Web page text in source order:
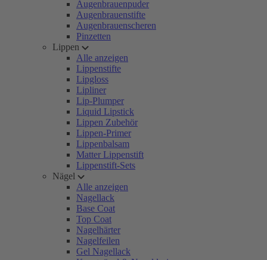
Augenbrauenpuder
Augenbrauenstifte
Augenbrauenscheren
Pinzetten
Lippen
Alle anzeigen
Lippenstifte
Lipgloss
Lipliner
Lip-Plumper
Liquid Lipstick
Lippen Zubehör
Lippen-Primer
Lippenbalsam
Matter Lippenstift
Lippenstift-Sets
Nägel
Alle anzeigen
Nagellack
Base Coat
Top Coat
Nagelhärter
Nagelfeilen
Gel Nagellack